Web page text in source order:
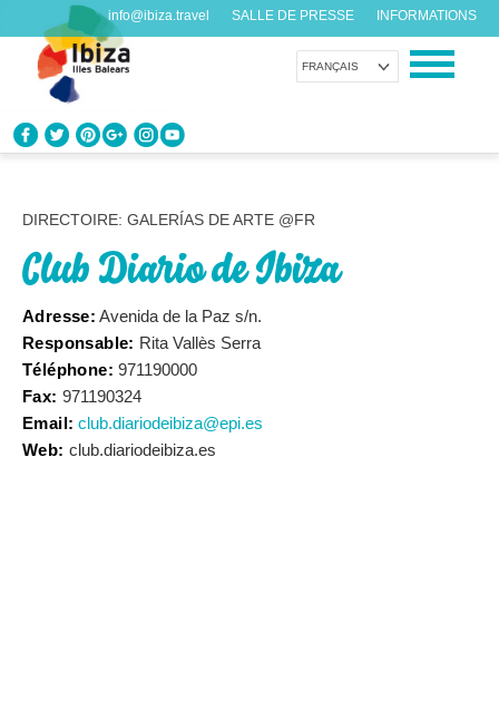
FRANÇAIS
info@ibiza.travel SALLE DE PRESSE INFORMATIONS
PROFITEZ D’IBIZA
AGENDA
Chaque jour quelque chose de nouveau
ORGANISER VOTRE VOYAGE
DIRECTOIRE: GALERÍAS DE ARTE @FR
Club Diario de Ibiza
Adresse: Avenida de la Paz s/n.
Responsable: Rita Vallès Serra
Téléphone: 971190000
Fax: 971190324
Email: club.diariodeibiza@epi.es
Web: club.diariodeibiza.es